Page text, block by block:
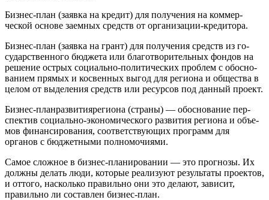
Бизнес-план (заявка на кредит) для получения на коммер­
ческой основе заемных средств от организации-кредитора.
Бизнес-план (заявка на грант) для получения средств из го­
сударственного бюджета или благотворительных фондов на
решение острых социально-политических проблем с обосно­
ванием прямых и косвенных выгод для региона и общества в
целом от выделения средств или ресурсов под данный проект.
Бизнес-планразвитиярегиона (страны) — обоснование пер­
спектив социально-экономического развития региона и объе­
мов финансирования, соответствующих программ для
органов с бюджетными полномочиями.
Самое сложное в бизнес-планировании — это прогнозы. Их
должны делать люди, которые реализуют результаты про­ектов,
и оттого, насколько правильно они это делают, зависит,
правильно ли составлен бизнес-план.